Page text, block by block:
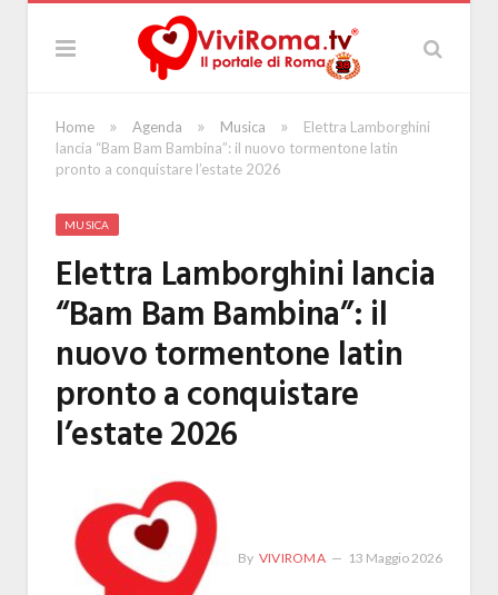
Home » Agenda » Musica »
Elettra Lamborghini
lancia “Bam Bam Bambina”: il nuovo tormentone latin
pronto a conquistare l’estate 2026
MUSICA
Elettra Lamborghini lancia
“Bam Bam Bambina”: il
nuovo tormentone latin
pronto a conquistare
l’estate 2026
By VIVIROMA 13 Maggio 2026